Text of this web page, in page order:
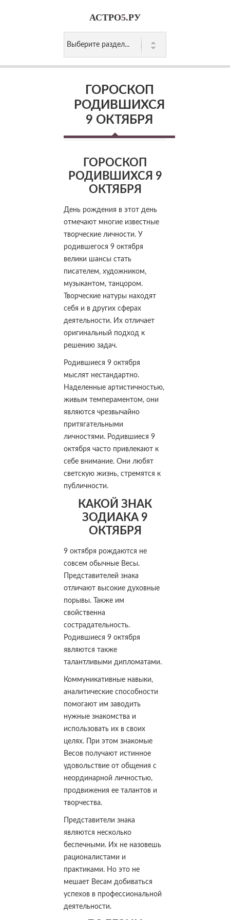
АСТРО5.РУ
ГОРОСКОП
РОДИВШИХСЯ
9 ОКТЯБРЯ
ГОРОСКОП
РОДИВШИХСЯ 9
ОКТЯБРЯ
День рождения в этот день
отмечают многие известные
творческие личности. У
родившегося 9 октября
велики шансы стать
писателем, художником,
музыкантом, танцором.
Творческие натуры находят
себя и в других сферах
деятельности. Их отличает
оригинальный подход к
решению задач.
Родившиеся 9 октября
мыслят нестандартно.
Наделенные артистичностью,
живым темпераментом, они
являются чрезвычайно
притягательными
личностями. Родившиеся 9
октября часто привлекают к
себе внимание. Они любят
светскую жизнь, стремятся к
публичности.
КАКОЙ ЗНАК
ЗОДИАКА 9
ОКТЯБРЯ
9 октября рождаются не
совсем обычные Весы.
Представителей знака
отличают высокие духовные
порывы. Также им
свойственна
сострадательность.
Родившиеся 9 октября
являются также
талантливыми дипломатами.
Коммуникативные навыки,
аналитические способности
помогают им заводить
нужные знакомства и
использовать их в своих
целях. При этом знакомые
Весов получают истинное
удовольствие от общения с
неординарной личностью,
продвижения ее талантов и
творчества.
Представители знака
являются несколько
беспечными. Их не назовешь
рационалистами и
практиками. Но это не
мешает Весам добиваться
успехов в профессиональной
деятельности.